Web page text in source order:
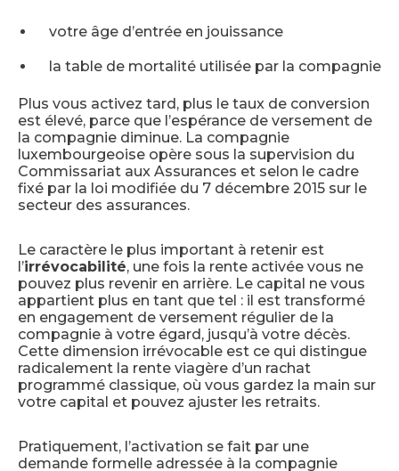
votre âge d’entrée en jouissance
la table de mortalité utilisée par la compagnie
Plus vous activez tard, plus le taux de conversion
est élevé, parce que l’espérance de versement de
la compagnie diminue. La compagnie
luxembourgeoise opère sous la supervision du
Commissariat aux Assurances et selon le cadre
fixé par la loi modifiée du 7 décembre 2015 sur le
secteur des assurances.
Le caractère le plus important à retenir est
l’irrévocabilité, une fois la rente activée vous ne
pouvez plus revenir en arrière. Le capital ne vous
appartient plus en tant que tel : il est transformé
en engagement de versement régulier de la
compagnie à votre égard, jusqu’à votre décès.
Cette dimension irrévocable est ce qui distingue
radicalement la rente viagère d’un rachat
programmé classique, où vous gardez la main sur
votre capital et pouvez ajuster les retraits.
Pratiquement, l’activation se fait par une
demande formelle adressée à la compagnie